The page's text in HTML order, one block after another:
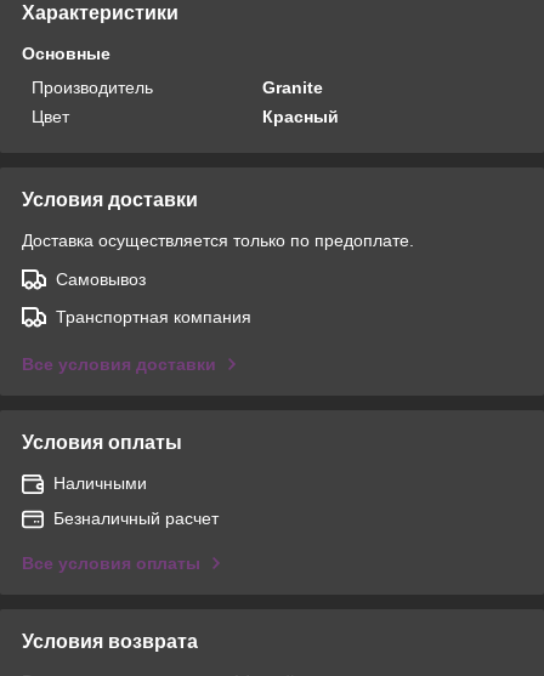
Характеристики
Основные
Производитель
Granite
Цвет
Красный
Условия доставки
Доставка осуществляется только по предоплате.
Самовывоз
Транспортная компания
Все условия доставки
Условия оплаты
Наличными
Безналичный расчет
Все условия оплаты
Условия возврата